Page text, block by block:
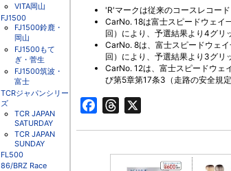
VITA岡山
FJ1500
FJ1500鈴鹿・
岡山
FJ1500もて
ぎ・菅生
FJ1500筑波・
富士
TCRジャパンシリー
ズ
TCR JAPAN
SATURDAY
TCR JAPAN
SUNDAY
FL500
86/BRZ Race
'R'マークは従来のコースレコー
CarNo. 18は富士スピードウェイ
回）により、予選結果より4グリ
CarNo. 8は、富士スピードウェ
回）により、予選結果より3グリ
CarNo. 12は、富士スピードウェ
び第5章第17条3（走路の安全規
Facebook
Threads